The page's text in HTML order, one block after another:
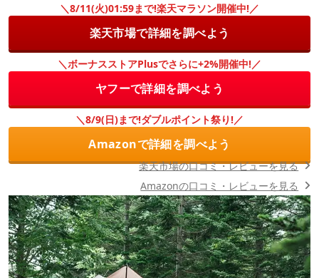
＼8/11(火)01:59まで!楽天マラソン開催中!／
楽天市場で詳細を調べよう
＼ボーナスストアPlusでさらに+2%開催中!／
ヤフーで詳細を調べよう
＼8/9(日)まで!ダブルポイント祭り!／
Amazonで詳細を調べよう
楽天市場の口コミ・レビューを見る
Amazonの口コミ・レビューを見る